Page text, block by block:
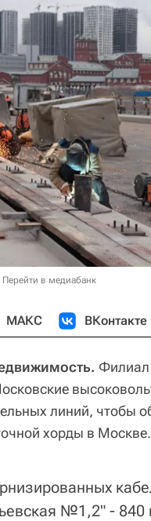
Перейти в медиабанк
МАКС ВКонтакте
Филиал
линий, чтобы
хорды в Москве.
№1,2" -